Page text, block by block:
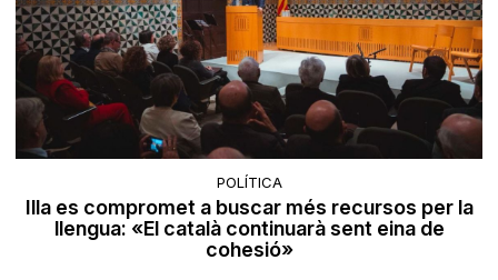
POLÍTICA
Illa es compromet a buscar més recursos per la
llengua: «El català continuarà sent eina de
cohesió»